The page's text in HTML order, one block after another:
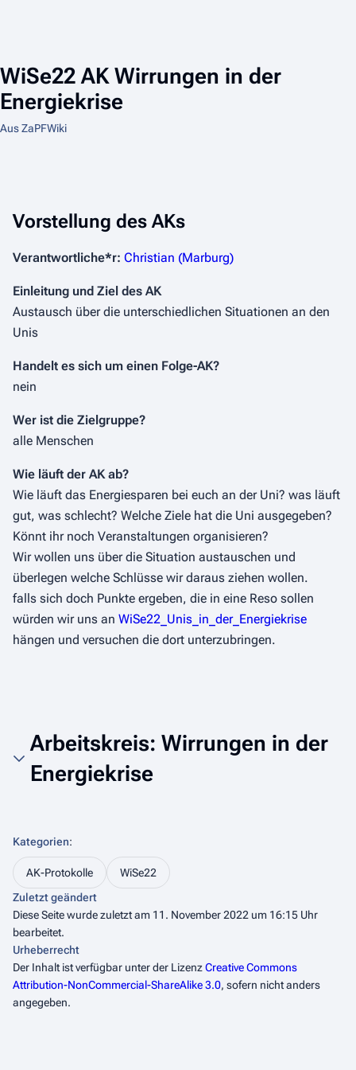
WiSe22 AK Wirrungen in der
Energiekrise
Aus ZaPFWiki
Vorstellung des AKs
Verantwortliche*r: Christian (Marburg)
Einleitung und Ziel des AK
Austausch über die unterschiedlichen Situationen an den
Unis
Handelt es sich um einen Folge-AK?
nein
Wer ist die Zielgruppe?
alle Menschen
Wie läuft der AK ab?
Wie läuft das Energiesparen bei euch an der Uni? was läuft
gut, was schlecht? Welche Ziele hat die Uni ausgegeben?
Könnt ihr noch Veranstaltungen organisieren?
Wir wollen uns über die Situation austauschen und
überlegen welche Schlüsse wir daraus ziehen wollen.
falls sich doch Punkte ergeben, die in eine Reso sollen
würden wir uns an WiSe22_Unis_in_der_Energiekrise
hängen und versuchen die dort unterzubringen.
Arbeitskreis: Wirrungen in der
Energiekrise
Kategorien:
AK-Protokolle
WiSe22
Zuletzt geändert
Diese Seite wurde zuletzt am 11. November 2022 um 16:15 Uhr
bearbeitet.
Urheberrecht
Der Inhalt ist verfügbar unter der LizenzCreative Commons
Attribution-NonCommercial-ShareAlike 3.0, sofern nicht anders
angegeben.